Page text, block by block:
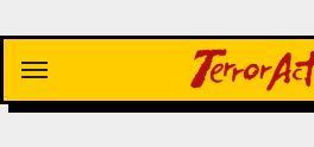
contenido